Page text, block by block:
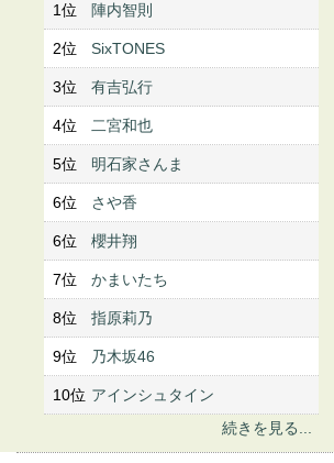
1位 陣内智則
2位 SixTONES
3位 有吉弘行
4位 二宮和也
5位 明石家さんま
6位 さや香
6位 櫻井翔
7位 かまいたち
8位 指原莉乃
9位 乃木坂46
10位 アインシュタイン
続きを見る...